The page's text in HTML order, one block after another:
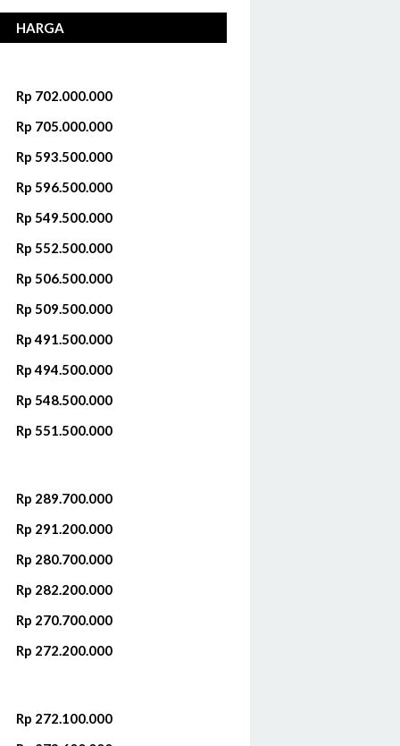
HARGA
Rp 702.000.000
Rp 705.000.000
Rp 593.500.000
Rp 596.500.000‬
Rp 549.500.000
Rp 552.500.000‬
Rp 506.500.000
Rp 509.500.000‬
Rp 491.500.000
Rp 494.500.000‬
Rp 548.500.000
Rp 551.500.000‬
Rp 289.700.000‬
Rp 291.200.000‬
Rp 280.700.000‬
Rp 282.200.000‬
Rp 270.700.000‬
Rp 272.200.000‬
Rp 272.100.000